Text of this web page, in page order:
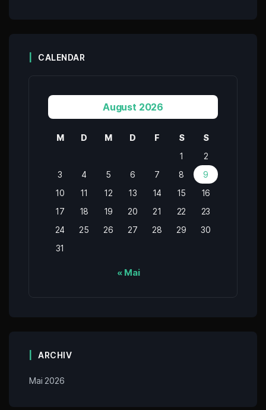
CALENDAR
August 2026
M D M D F S
S
1
2
3
4 5 6 7 8
9
10
11 12 13 14 15
16
17
18 19 20 21 22
23
24
25 26 27 28 29
30
31
« Mai
ARCHIV
Mai 2026